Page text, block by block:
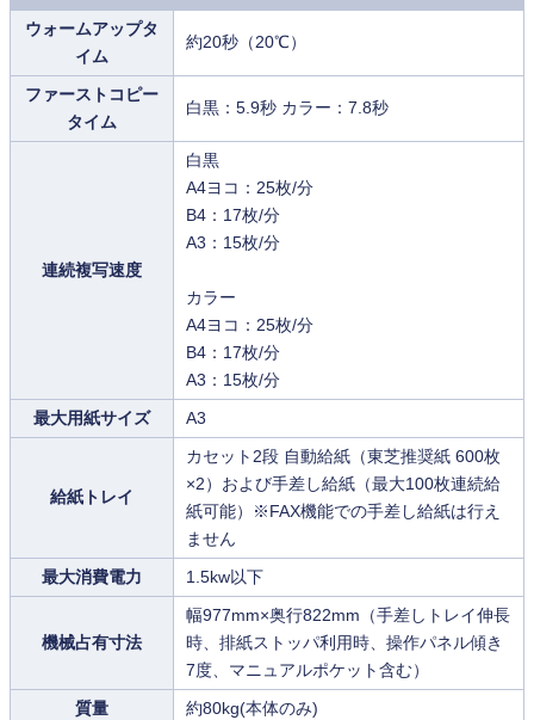
ウォームアップタ
イム
約20秒（20℃）
ファーストコピー
タイム
白黒：5.9秒 カラー：7.8秒
連続複写速度
白黒
A4ヨコ：25枚/分
B4：17枚/分
A3：15枚/分
カラー
A4ヨコ：25枚/分
B4：17枚/分
A3：15枚/分
最大用紙サイズ
A3
給紙トレイ
カセット2段 自動給紙（東芝推奨紙 600枚
×2）および手差し給紙（最大100枚連続給
紙可能）※FAX機能での手差し給紙は行え
ません
最大消費電力
1.5kw以下
機械占有寸法
幅977mm×奥行822mm（手差しトレイ伸長
時、排紙ストッパ利用時、操作パネル傾き
7度、マニュアルポケット含む）
質量
約80kg(本体のみ)